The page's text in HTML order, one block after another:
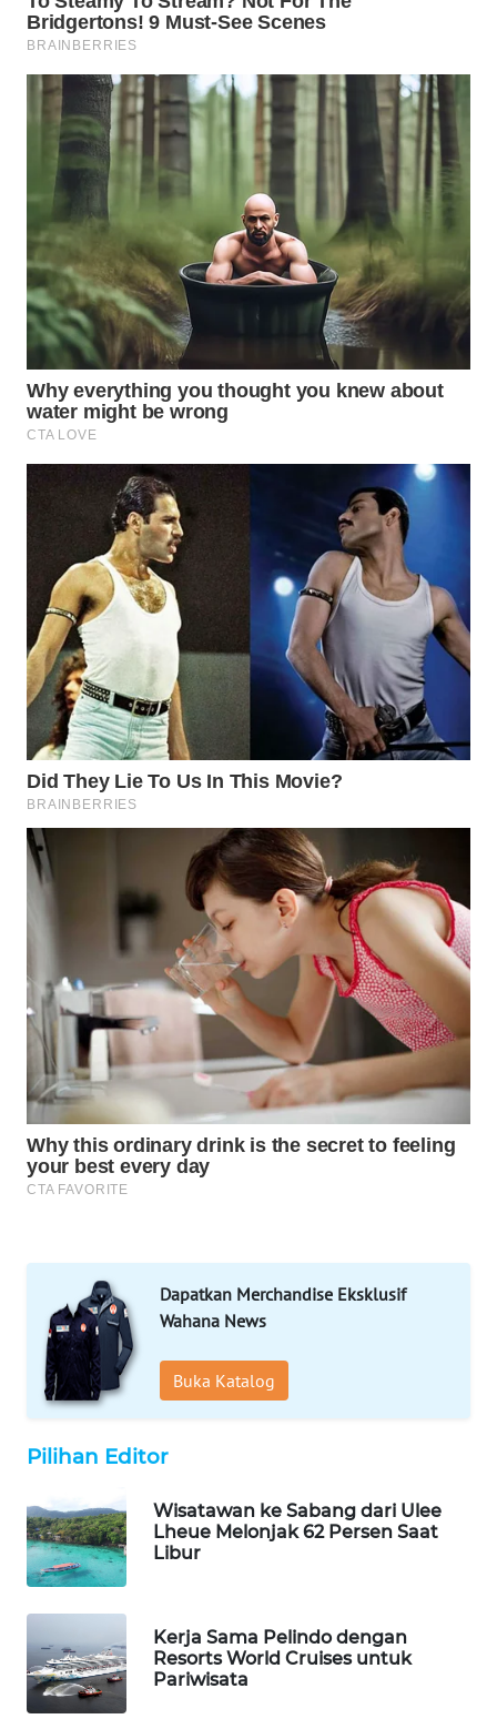
Dapatkan Merchandise Eksklusif
Wahana News
Buka Katalog
Pilihan Editor
Wisatawan ke Sabang dari Ulee
Lheue Melonjak 62 Persen Saat
Libur
Kerja Sama Pelindo dengan
Resorts World Cruises untuk
Pariwisata
TIMUR
WN
SEMARANG
WN
SOLO
BOROBUDUR
WN
MADURA
WN
SURABAYA
NATUNA
WN
BINTAN
WN
MANDALIKA
WN
LIKUPANG
WN
LABUANBAJO
Wahana
Media
Group
WAHANA
NEWS
WAHANA
TANI
WAHANA
INFRASTRUKTUR
WAHANA
KONSUMEN
WAHANA
TRAVEL
TV